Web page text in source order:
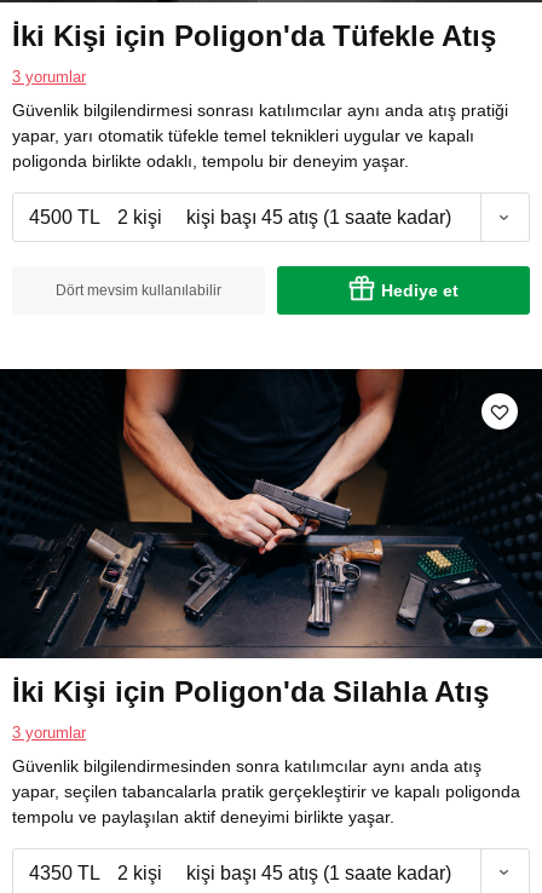
İki Kişi için Poligon'da Tüfekle Atış
3 yorumlar
Güvenlik bilgilendirmesi sonrası katılımcılar aynı anda atış pratiği
yapar, yarı otomatik tüfekle temel teknikleri uygular ve kapalı
poligonda birlikte odaklı, tempolu bir deneyim yaşar.
4500 TL 2 kişi kişi başı 45 atış (1 saate kadar)
Dört mevsim kullanılabilir Hediye et
İki Kişi için Poligon'da Silahla Atış
3 yorumlar
Güvenlik bilgilendirmesinden sonra katılımcılar aynı anda atış
yapar, seçilen tabancalarla pratik gerçekleştirir ve kapalı poligonda
tempolu ve paylaşılan aktif deneyimi birlikte yaşar.
4350 TL 2 kişi kişi başı 45 atış (1 saate kadar)